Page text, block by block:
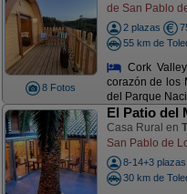
8 Fotos
de San Pablo
2 plazas
55 km de
Cork
corazón de los
del Parque
El Patio del
Casa Rural en
San Pablo de
8-14+3 plazas
30 km de